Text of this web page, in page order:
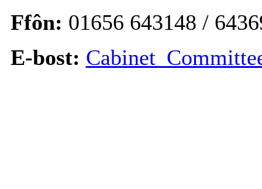
Ffôn: 01656 643148 /
E-bost: